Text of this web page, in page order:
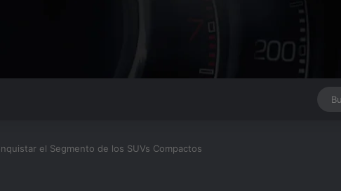
el Segmento de los SUVs Compactos